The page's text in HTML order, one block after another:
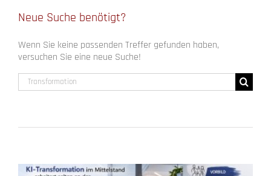
Neue Suche benötigt?
Wenn Sie keine passenden Treffer gefunden haben,
versuchen Sie eine neue Suche!
Suche
nach: